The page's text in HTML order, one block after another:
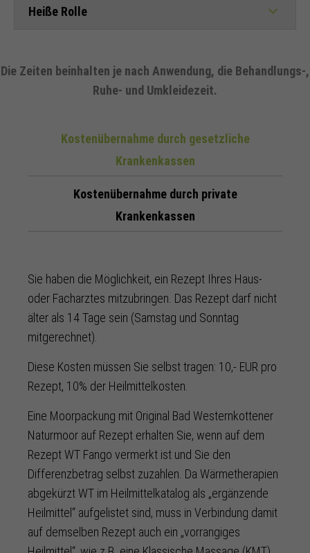
Heiße Rolle
Die Zeiten beinhalten je nach Anwendung, die Behandlungs-,
Ruhe- und Umkleidezeit.
Kostenübernahme durch gesetzliche
Krankenkassen
Kostenübernahme durch private
Krankenkassen
Sie haben die Möglichkeit, ein Rezept Ihres Haus-
oder Facharztes mitzubringen. Das Rezept darf nicht
älter als 14 Tage sein (Samstag und Sonntag
mitgerechnet).
Diese Kosten müssen Sie selbst tragen: 10,- EUR pro
Rezept, 10% der Heilmittelkosten.
Eine Moorpackung mit Original Bad Westernkottener
Naturmoor auf Rezept erhalten Sie, wenn auf dem
Rezept WT Fango vermerkt ist und Sie den
Differenzbetrag selbst zuzahlen. Da Wärmetherapien
abgekürzt WT im Heilmittelkatalog als „ergänzende
Heilmittel“ aufgelistet sind, muss in Verbindung damit
auf demselben Rezept auch ein „vorrangiges